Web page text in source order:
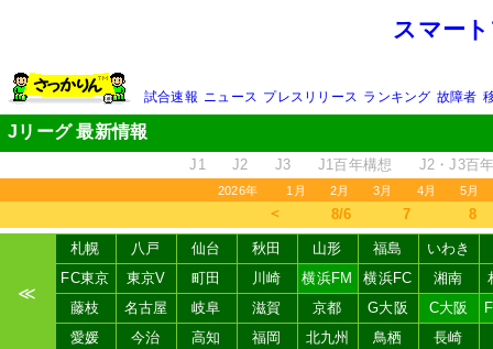
スマー
試合速報 ニュース プレスリリース ランキング 故障者
Jリーグ 最新情報
J1 J2 J3 J1百年構想 J2・J3百
2026年 1月 2月 3月 4月 5月
＜ 8/6 7 8
≪
札幌 八戸 仙台 秋田 山形 福島
いわき
FC東京
東京V 町田 川崎 横浜FM 横浜FC 湘南
藤枝
名古屋 岐阜 滋賀 京都 G大阪 C大阪
愛媛
今治 高知 福岡 北九州 鳥栖 長崎